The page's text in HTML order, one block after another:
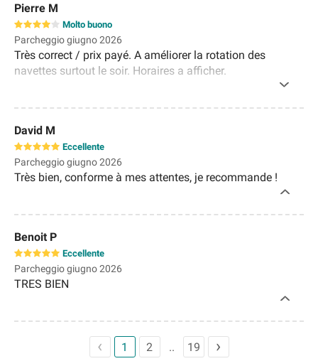
Pierre M
Molto buono
Parcheggio giugno 2026
Très correct / prix payé. A améliorer la rotation des
navettes surtout le soir. Horaires a afficher.
David M
Eccellente
Parcheggio giugno 2026
Très bien, conforme à mes attentes, je recommande !
Benoit P
Eccellente
Parcheggio giugno 2026
TRES BIEN
1 2 19